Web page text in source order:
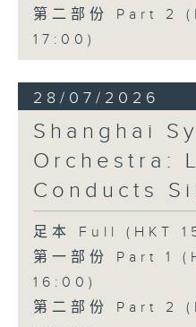
第二部份 Part 2
17:00)
28/07/2026
Shanghai
Orchestra:
Conducts
足本 Full (HKT
第一部份 Part 1
16:00)
第二部份 Part 2